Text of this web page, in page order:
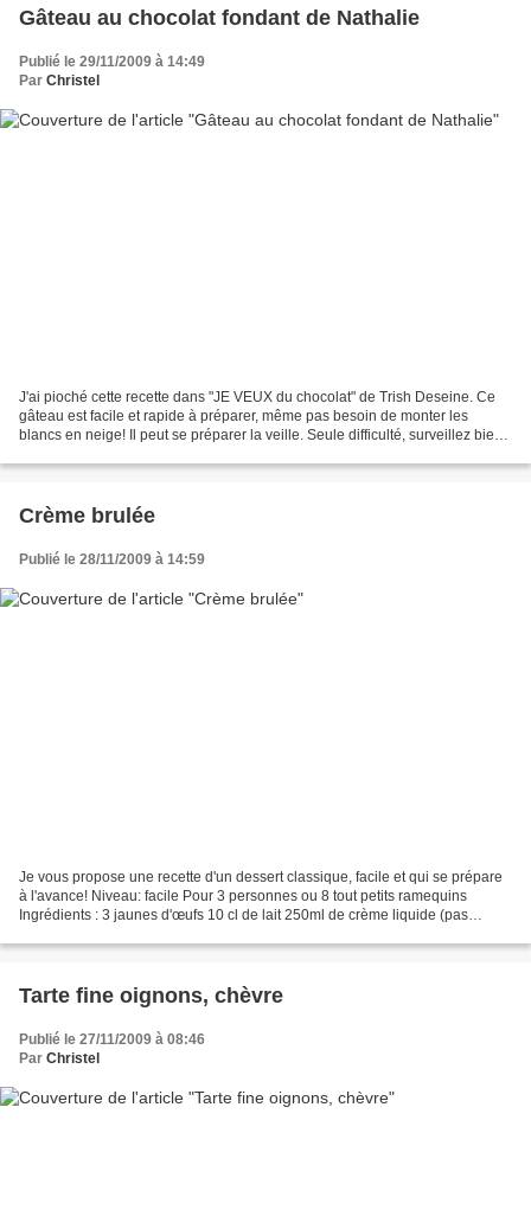
Gâteau au chocolat fondant de Nathalie
Publié le 29/11/2009 à 14:49
Par Christel
J'ai pioché cette recette dans "JE VEUX du chocolat" de Trish Deseine. Ce
gâteau est facile et rapide à préparer, même pas besoin de monter les
blancs en neige! Il peut se préparer la veille. Seule difficulté, surveillez bien
Crème brulée
Publié le 28/11/2009 à 14:59
Je vous propose une recette d'un dessert classique, facile et qui se prépare
à l'avance! Niveau: facile Pour 3 personnes ou 8 tout petits ramequins
Ingrédients : 3 jaunes d'œufs 10 cl de lait 250ml de crème liquide (pas
Tarte fine oignons, chèvre
Publié le 27/11/2009 à 08:46
Par Christel